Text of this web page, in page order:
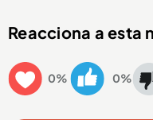
Reacciona a esta
0% 0%